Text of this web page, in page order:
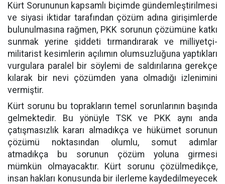
Kürt Sorununun kapsamlı biçimde gündemleştirilmesi
ve siyasi iktidar tarafından çözüm adına girişimlerde
bulunulmasına rağmen, PKK sorunun çözümüne katkı
sunmak yerine şiddeti tırmandırarak ve milliyetçi-
militarist kesimlerin açılımın olumsuzluğuna yaptıkları
vurgulara paralel bir söylemi de saldırılarına gerekçe
kılarak bir nevi çözümden yana olmadığı izlenimini
vermiştir.
Kürt sorunu bu toprakların temel sorunlarının başında
gelmektedir. Bu yönüyle TSK ve PKK aynı anda
çatışmasızlık kararı almadıkça ve hükümet sorunun
çözümü noktasından olumlu, somut adımlar
atmadıkça bu sorunun çözüm yoluna girmesi
mümkün olmayacaktır. Kürt sorunu çözülmedikçe,
insan hakları konusunda bir ilerleme kaydedilmeyecek